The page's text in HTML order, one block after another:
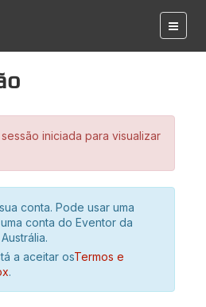
iniciada para visualizar
conta. Pode usar uma
conta do Eventor da
a aceitar osTermos e
.